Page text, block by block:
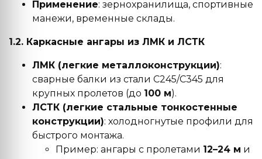
Применение: зернохранилища, спортивные
манежи, временные склады.
1.2. Каркасные ангары из ЛМК и ЛСТК
ЛМК (легкие металлоконструкции):
сварные балки из стали С245/С345 для
крупных пролетов (до 100 м).
ЛСТК (легкие стальные тонкостенные
конструкции): холодногнутые профили для
быстрого монтажа.
Пример: ангары с пролетами 12–24 м и